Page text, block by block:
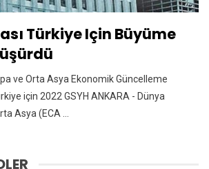
Türkiye Için Büyüme
ve Orta Asya Ekonomik Güncelleme
için 2022 GSYH ANKARA - Dünya
Asya (ECA ...